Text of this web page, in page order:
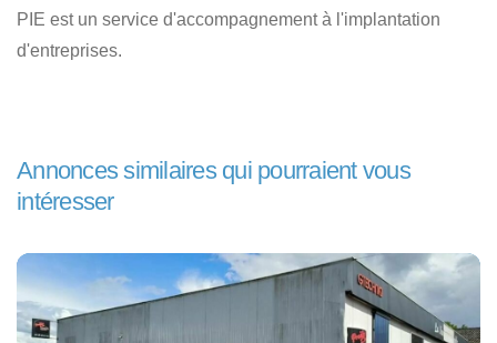
PIE est un service d'accompagnement à l'implantation
d'entreprises.
Annonces similaires qui pourraient vous
intéresser